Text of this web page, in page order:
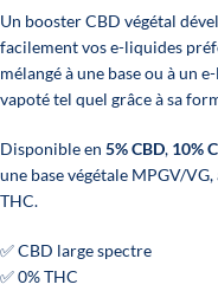
Un booster CBD végétal
facilement vos e-liquides
mélangé à une base ou à un
vapoté tel quel grâce à sa
Disponible en 5% CBD, 10%
une base végétale MPGV/
THC.
✅ CBD large spectre
✅ 0% THC